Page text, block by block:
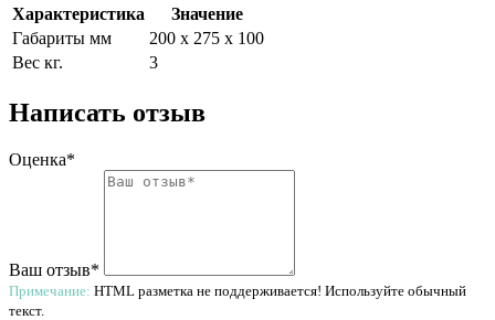
Характеристика
Значение
Габариты мм
200 х 275 х 100
Вес кг.
3
Написать отзыв
Оценка*
Ваш отзыв*
Примечание: HTML разметка не поддерживается! Используйте обычный
текст.